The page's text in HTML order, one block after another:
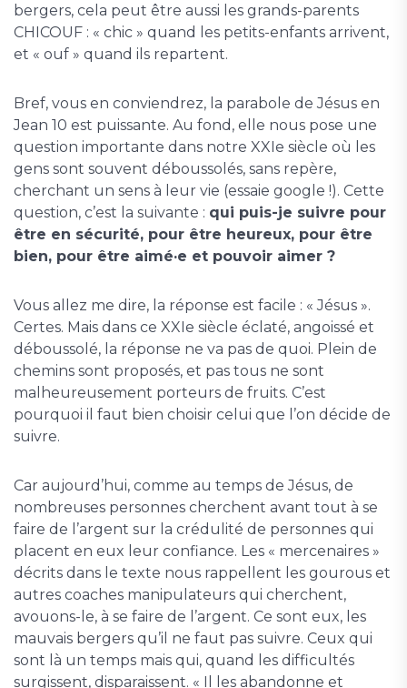
bergers, cela peut être aussi les grands-parents
CHICOUF : « chic » quand les petits-enfants arrivent,
et « ouf » quand ils repartent.
Bref, vous en conviendrez, la parabole de Jésus en
Jean 10 est puissante. Au fond, elle nous pose une
question importante dans notre XXIe siècle où les
gens sont souvent déboussolés, sans repère,
cherchant un sens à leur vie (essaie google !). Cette
question, c’est la suivante : qui puis-je suivre pour
être en sécurité, pour être heureux, pour être
bien, pour être aimé·e et pouvoir aimer ?
Vous allez me dire, la réponse est facile : « Jésus ».
Certes. Mais dans ce XXIe siècle éclaté, angoissé et
déboussolé, la réponse ne va pas de quoi. Plein de
chemins sont proposés, et pas tous ne sont
malheureusement porteurs de fruits. C’est
pourquoi il faut bien choisir celui que l’on décide de
suivre.
Car aujourd’hui, comme au temps de Jésus, de
nombreuses personnes cherchent avant tout à se
faire de l’argent sur la crédulité de personnes qui
placent en eux leur confiance. Les « mercenaires »
décrits dans le texte nous rappellent les gourous et
autres coaches manipulateurs qui cherchent,
avouons-le, à se faire de l’argent. Ce sont eux, les
mauvais bergers qu’il ne faut pas suivre. Ceux qui
sont là un temps mais qui, quand les difficultés
surgissent, disparaissent. « Il les abandonne et